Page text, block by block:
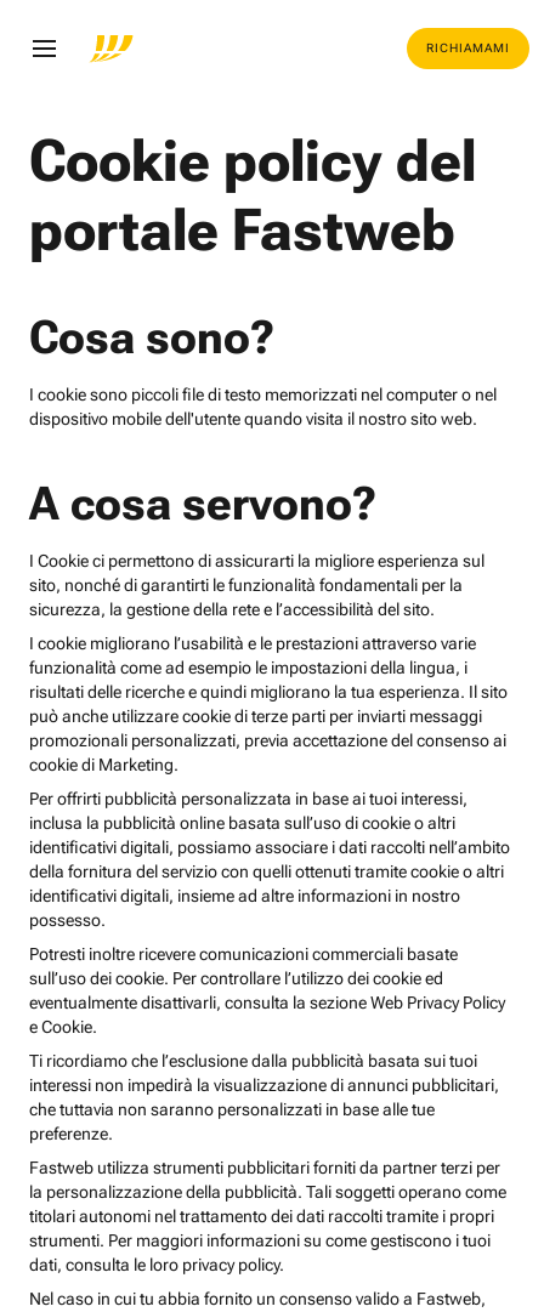
RICHIAMAMI
Cookie policy del
portale Fastweb
Cosa sono?
I cookie sono piccoli file di testo memorizzati nel computer o nel
dispositivo mobile dell'utente quando visita il nostro sito web.
A cosa servono?
I Cookie ci permettono di assicurarti la migliore esperienza sul
sito, nonché di garantirti le funzionalità fondamentali per la
sicurezza, la gestione della rete e l’accessibilità del sito.
I cookie migliorano l’usabilità e le prestazioni attraverso varie
funzionalità come ad esempio le impostazioni della lingua, i
risultati delle ricerche e quindi migliorano la tua esperienza. Il sito
può anche utilizzare cookie di terze parti per inviarti messaggi
promozionali personalizzati, previa accettazione del consenso ai
cookie di Marketing.
Per offrirti pubblicità personalizzata in base ai tuoi interessi,
inclusa la pubblicità online basata sull’uso di cookie o altri
identificativi digitali, possiamo associare i dati raccolti nell’ambito
della fornitura del servizio con quelli ottenuti tramite cookie o altri
identificativi digitali, insieme ad altre informazioni in nostro
possesso.
Potresti inoltre ricevere comunicazioni commerciali basate
sull’uso dei cookie. Per controllare l’utilizzo dei cookie ed
eventualmente disattivarli, consulta la sezione Web Privacy Policy
e Cookie.
Ti ricordiamo che l’esclusione dalla pubblicità basata sui tuoi
interessi non impedirà la visualizzazione di annunci pubblicitari,
che tuttavia non saranno personalizzati in base alle tue
preferenze.
Fastweb utilizza strumenti pubblicitari forniti da partner terzi per
la personalizzazione della pubblicità. Tali soggetti operano come
titolari autonomi nel trattamento dei dati raccolti tramite i propri
strumenti. Per maggiori informazioni su come gestiscono i tuoi
dati, consulta le loro privacy policy.
Nel caso in cui tu abbia fornito un consenso valido a Fastweb,